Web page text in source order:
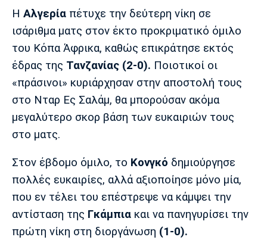
Πολιτισμός
Τραγούδια
Cine Spot
Running
Media
Πρόγραμμα TV
Ιωνικός Κηφισιά Πανσερραϊκός
Μπαρτσελόνα
Μάντσεστερ
Γιουνάιτεντ
Τσέλσι Άρσεναλ
Η Αλγερία πέτυχε την δεύτερη νίκη σε
ισάριθμα ματς στον έκτο προκριματικό όμιλο
του Κόπα Άφρικα, καθώς επικράτησε εκτός
έδρας της Τανζανίας (2-0). Ποιοτικοί οι
«πράσινοι» κυριάρχησαν στην αποστολή τους
στο Νταρ Ες Σαλάμ, θα μπορούσαν ακόμα
μεγαλύτερο σκορ βάση των ευκαιριών τους
στο ματς.
Στον έβδομο όμιλο, το Κονγκό δημιούργησε
πολλές ευκαιρίες, αλλά αξιοποίησε μόνο μία,
που εν τέλει του επέστρεψε να κάμψει την
αντίσταση της Γκάμπια και να πανηγυρίσει την
πρώτη νίκη στη διοργάνωση (1-0).